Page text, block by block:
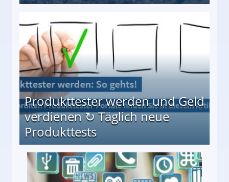
Produkttester werden und Geld
verdienen ↻ Täglich neue
Produkttests
↻ Täglich neue Produkttests